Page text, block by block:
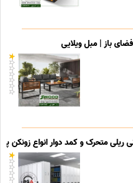
باز | مبل ویلایی
ریلی متحرک و کمد دوار انواع زونکن